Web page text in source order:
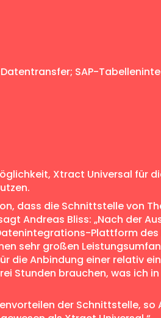
SAP-
Xtract Universal für
dass die Schnittstelle von
Andreas Bliss: „Nach der
Plattform
sehr großen
die Anbindung einer relativ
Stunden brauchen, was ich
der Schnittstelle, so